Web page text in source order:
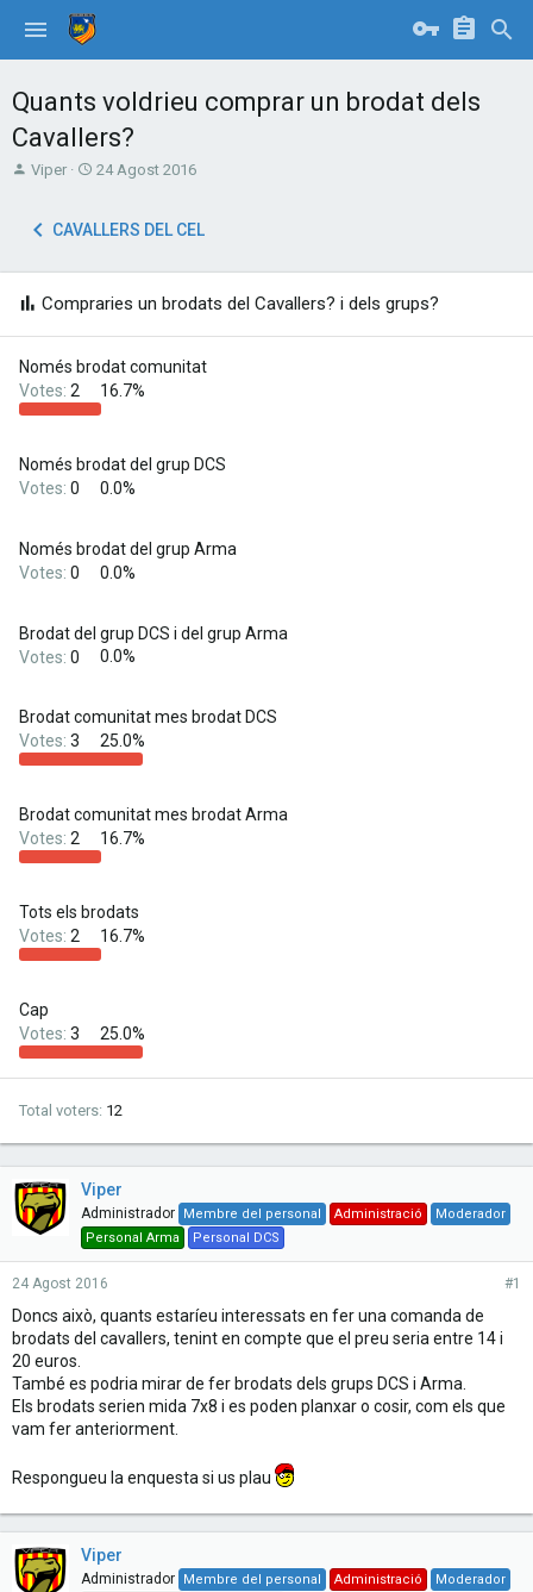
Quants voldrieu comprar un brodat dels
Cavallers?
T
e
d
a
r
t
e
Viper
S
r
d
a
e
24 Agost 2016
CAVALLERS DEL CEL
Compraries un brodats del Cavallers? i dels grups?
Només brodat comunitat
Votes: 2 16.7%
Només brodat del grup DCS
Votes: 0 0.0%
Només brodat del grup Arma
Votes: 0 0.0%
Brodat del grup DCS i del grup Arma
Votes: 0 0.0%
Brodat comunitat mes brodat DCS
Votes: 3 25.0%
Brodat comunitat mes brodat Arma
Votes: 2 16.7%
Tots els brodats
Votes: 2 16.7%
Cap
Votes: 3 25.0%
Total voters 12
Viper
Administrador Membre del personal Administració
Moderador
Personal Arma
Personal DCS
24 Agost 2016 #1
Doncs això, quants estaríeu interessats en fer una comanda de
brodats del cavallers, tenint en compte que el preu seria entre 14 i
20 euros.
També es podria mirar de fer brodats dels grups DCS i Arma.
Els brodats serien mida 7x8 i es poden planxar o cosir, com els que
vam fer anteriorment.
Respongueu la enquesta si us plau
Viper
Administrador Membre del personal Administració
Moderador